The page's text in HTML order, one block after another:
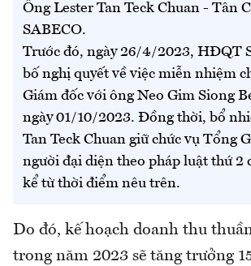
Ông Lester Tan Teck Chuan - Tân
SABECO.
Trước đó, ngày 26/4/2023, HĐQT
bố nghị quyết về việc miễn nhiệm
Giám đốc với ông Neo Gim Siong
ngày 01/10/2023. Đồng thời, bổ
Tan Teck Chuan giữ chức vụ Tổng
người đại diện theo pháp luật thứ 2
kể từ thời điểm nêu trên.
Do đó, kế hoạch doanh thu
trong năm 2023 sẽ tăng trưởng